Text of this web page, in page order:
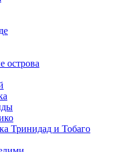
острова
Тринидад и Тобаго